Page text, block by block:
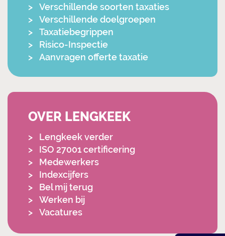
Verschillende soorten taxaties
Verschillende doelgroepen
Taxatiebegrippen
Risico-Inspectie
Aanvragen offerte taxatie
OVER LENGKEEK
Lengkeek verder
ISO 27001 certificering
Medewerkers
Indexcijfers
Bel mij terug
Werken bij
Vacatures